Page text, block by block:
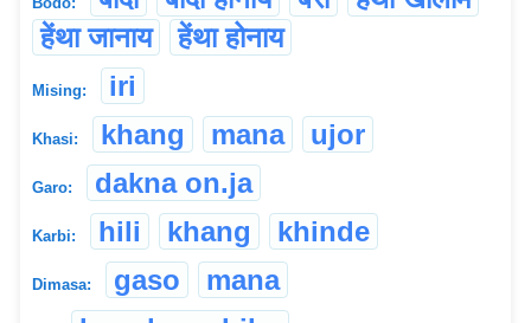
हेंथा जानाय
हेंथा होनाय
Mising: iri
Khasi: khang mana ujor
Garo: dakna on.ja
Karbi: hili khang khinde
Dimasa: gaso mana